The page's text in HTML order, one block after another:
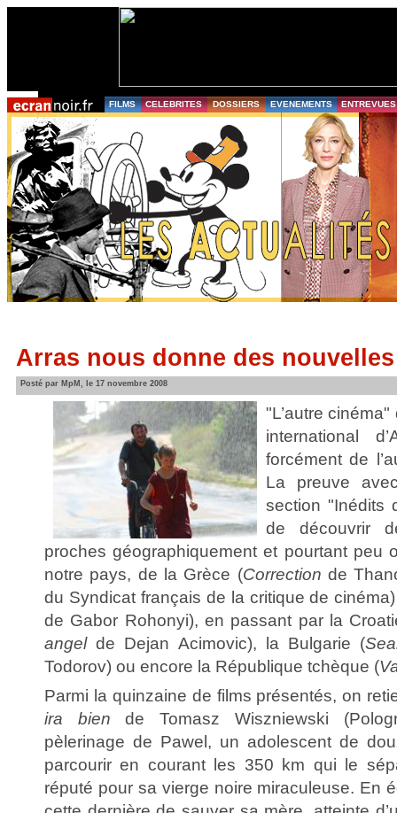
FILMS CELEBRITES DOSSIERS EVENEMENTS ENTREVUES
Arras nous donne des nouvelles
Posté par MpM, le 17 novembre 2008
"L’autre
international
forcément de
La preuve
section "Inédits
de découvrir
proches géographiquement et pourtant peu
notre pays, de la Grèce (Correction de
du Syndicat français de la critique de
de Gabor Rohonyi), en passant par la
angelde Dejan Acimovic), la Bulgarie (
Todorov) ou encore la République tchèque (
Parmi la quinzaine de films présentés, on
ira bien de Tomasz Wiszniewski
pèlerinage de Pawel, un adolescent de
parcourir en courant les 350 km qui le
réputé pour sa vierge noire miraculeuse. En